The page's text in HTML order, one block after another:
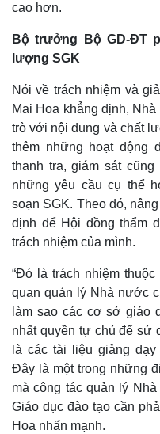
cao hơn.
Bộ trưởng Bộ GD-ĐT
lượng SGK
Nói về trách nhiệm và
Mai Hoa khẳng định,
trò với nội dung và chất
thêm những hoạt động
thanh tra, giám sát
những yêu cầu cụ thể
soạn SGK. Theo đó,
định để Hội đồng thẩm
trách nhiệm của mình.
“Đó là trách nhiệm
quan quản lý Nhà nước
làm sao các cơ sở giáo
nhất quyền tự chủ để sử
là các tài liệu giảng
Đây là một trong những
mà công tác quản lý
Giáo dục đào tạo cần
Hoa nhấn mạnh.